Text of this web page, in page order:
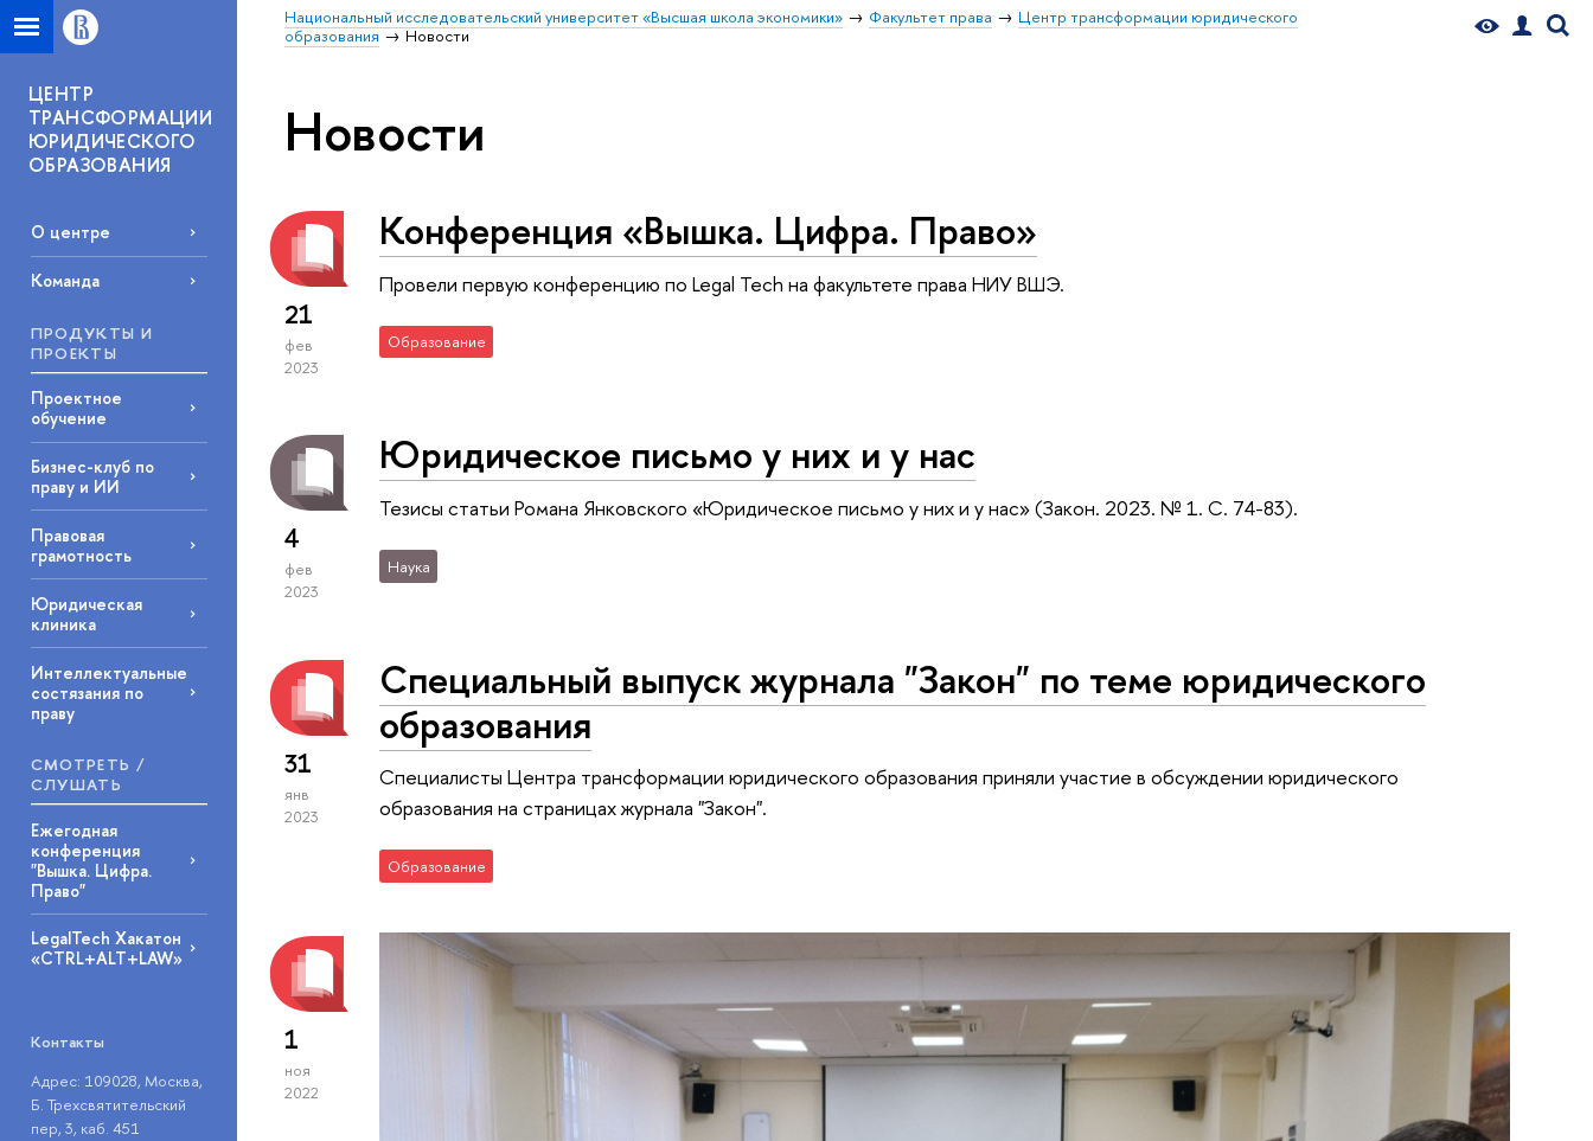
Национальный исследовательский университет «Высшая школа экономики» Факультет права
Центр трансформации юридического
образования
Новости
ЦЕНТР
ТРАНСФОРМАЦИИ
ЮРИДИЧЕСКОГО
ОБРАЗОВАНИЯ
О центре
Команда
ПРОДУКТЫ И
ПРОЕКТЫ
Проектное
обучение
Бизнес-клуб по
праву и ИИ
Правовая
грамотность
Юридическая
клиника
Интеллектуальные
состязания по
праву
СМОТРЕТЬ /
СЛУШАТЬ
Ежегодная
конференция
"Вышка. Цифра.
Право"
LegalTech Хакатон
«CTRL+ALT+LAW»
Контакты
Адрес: 109028, Москва,
Б. Трехсвятительский
пер, 3, каб. 451
Новости
21
фев
2023
Конференция «Вышка. Цифра. Право»
Провели первую конференцию по Legal Tech на факультете права НИУ ВШЭ.
Образование
4
фев
2023
Юридическое письмо у них и у нас
Тезисы статьи Романа Янковского «Юридическое письмо у них и у нас» (Закон. 2023. № 1. С. 74-83).
Наука
31
янв
2023
Специальный выпуск журнала "Закон" по теме юридического
образования
Специалисты Центра трансформации юридического образования приняли участие в обсуждении юридического
образования на страницах журнала "Закон".
Образование
1
ноя
2022